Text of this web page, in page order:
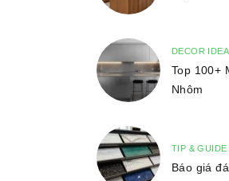
DECOR
Top 100+
Nhôm
TIP & GUIDE
Báo giá